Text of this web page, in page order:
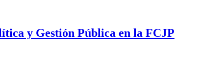
y Gestión Pública en la FCJP